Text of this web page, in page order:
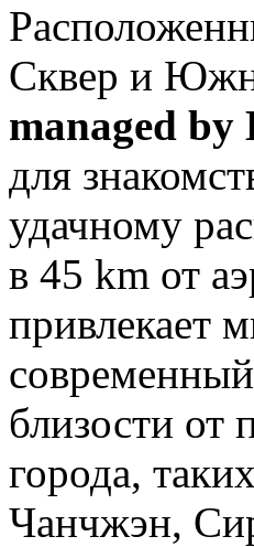
Сквер и
managed by
для
удачному
в 45 km от
привлекает
близости от
города,
Чанчжэн,